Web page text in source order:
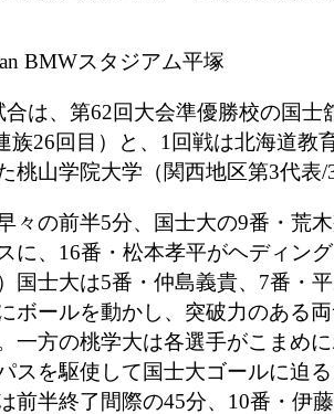
BMWスタジアム平塚
は、第62回大会準優勝校の国士
族26回目）と、1回戦は北海道教
桃山学院大学（関西地区第3代表
々の前半5分、国士大の9番・荒
に、16番・松本孝平がヘディン
国士大は5番・仲島義貴、7番・
ボールを動かし、突破力のある
一方の桃学大は各選手がこまめ
スを駆使して国士大ゴールに迫
前半終了間際の45分、10番・伊